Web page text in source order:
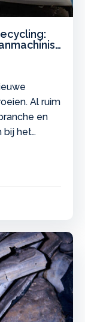
Al ruim
en
bij het
de
zijn wij